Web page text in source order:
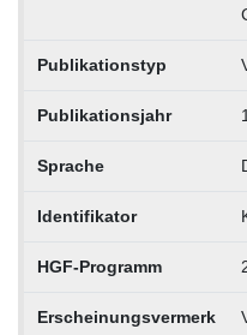
Publikationstyp
Publikationsjahr
Sprache
Identifikator
HGF-Programm
Erscheinungsvermerk